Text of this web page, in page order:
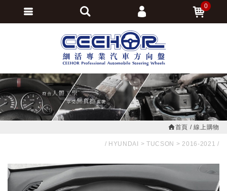
首頁 線上購物
HYUNDAI TUCSON 2016-2021
0
會員登入
會員註冊
訂單查詢
追蹤清單
繁體中文